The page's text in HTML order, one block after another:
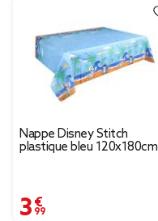
Nappe Disney Stitch
plastique bleu 120x180cm
3,99 €